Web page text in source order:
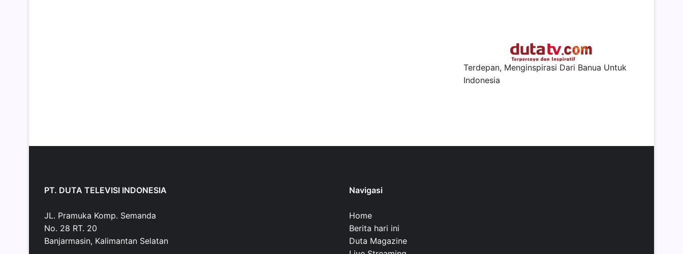
Terdepan, Menginspirasi Dari Banua Untuk
Indonesia
PT. DUTA TELEVISI INDONESIA
JL. Pramuka Komp. Semanda
No. 28 RT. 20
Banjarmasin, Kalimantan Selatan
Navigasi
Home
Berita hari ini
Duta Magazine